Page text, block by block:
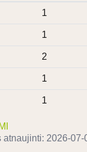
1
1
2
1
1
atnaujinti: 2026-07-